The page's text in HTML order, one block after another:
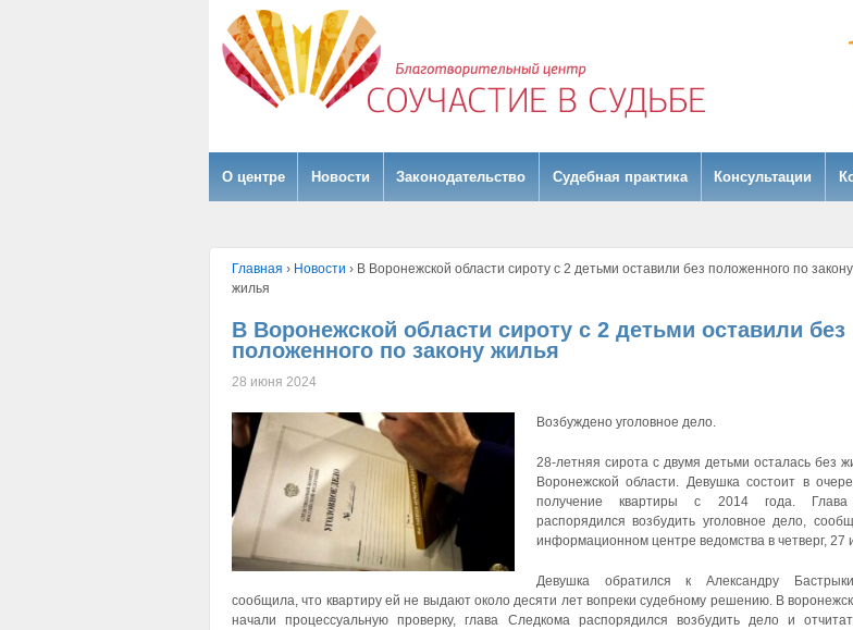
О центре Hовости Законодательство Судебная практика Консультации
Главная › Hовости › В Воронежской области сироту с 2 детьми оставили без положенного по закону
жилья
В Воронежской области сироту с 2 детьми оставили без
положенного по закону жилья
28 июня 2024
Возбуждено уголовное дело.
28-летняя сирота с двумя детьми осталась без
Воронежской области. Девушка состоит в
получение квартиры с 2014 года.
распорядился возбудить уголовное дело,
информационном центре ведомства в четверг, 27
Девушка обратился к Александру
сообщила, что квартиру ей не выдают около десяти лет вопреки судебному решению. В
начали процессуальную проверку, глава Следкома распорядился возбудить дело и